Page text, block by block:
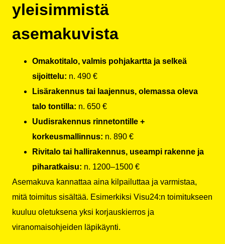
yleisimmistä
asemakuvista
Omakotitalo, valmis pohjakartta ja selkeä
sijoittelu: n. 490 €
Lisärakennus tai laajennus, olemassa oleva
talo tontilla: n. 650 €
Uudisrakennus rinnetontille +
korkeusmallinnus: n. 890 €
Rivitalo tai hallirakennus, useampi rakenne ja
piharatkaisu: n. 1200–1500 €
Asemakuva kannattaa aina kilpailuttaa ja varmistaa,
mitä toimitus sisältää. Esimerkiksi Visu24:n toimitukseen
kuuluu oletuksena yksi korjauskierros ja
viranomaisohjeiden läpikäynti.